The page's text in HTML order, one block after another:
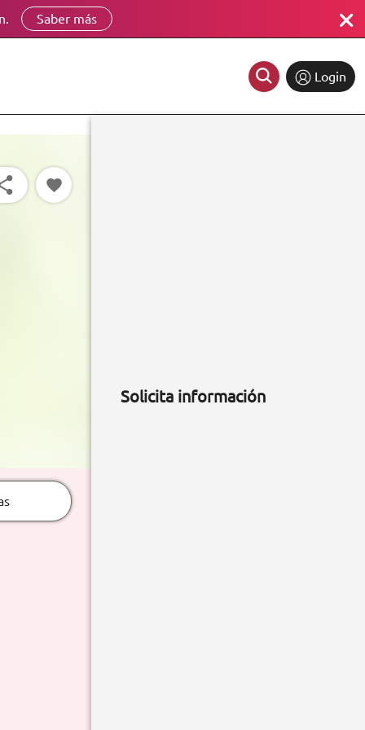
Saber más
Login
Solicita información